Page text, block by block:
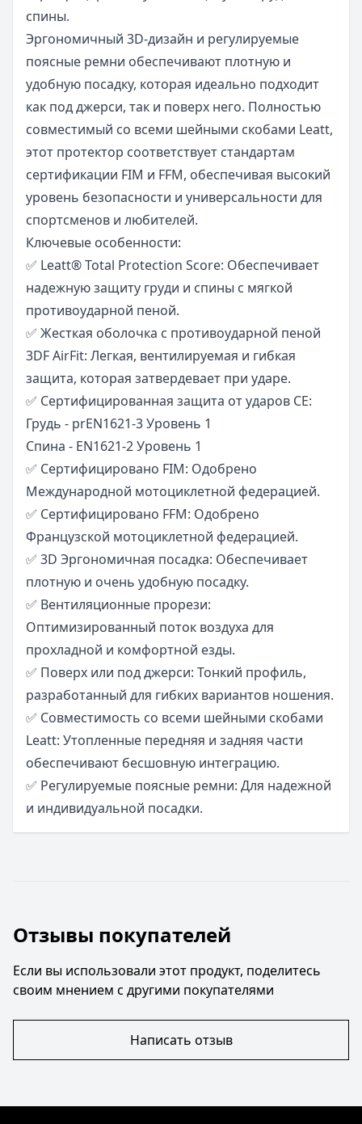
спины.
Эргономичный 3D-дизайн и регулируемые
поясные ремни обеспечивают плотную и
удобную посадку, которая идеально подходит
как под джерси, так и поверх него. Полностью
совместимый со всеми шейными скобами Leatt,
этот протектор соответствует стандартам
сертификации FIM и FFM, обеспечивая высокий
уровень безопасности и универсальности для
спортсменов и любителей.
Ключевые особенности:
✅ Leatt® Total Protection Score: Обеспечивает
надежную защиту груди и спины с мягкой
противоударной пеной.
✅ Жесткая оболочка с противоударной пеной
3DF AirFit: Легкая, вентилируемая и гибкая
защита, которая затвердевает при ударе.
✅ Сертифицированная защита от ударов CE:
Грудь - prEN1621-3 Уровень 1
Спина - EN1621-2 Уровень 1
✅ Сертифицировано FIM: Одобрено
Международной мотоциклетной федерацией.
✅ Сертифицировано FFM: Одобрено
Французской мотоциклетной федерацией.
✅ 3D Эргономичная посадка: Обеспечивает
плотную и очень удобную посадку.
✅ Вентиляционные прорези:
Оптимизированный поток воздуха для
прохладной и комфортной езды.
✅ Поверх или под джерси: Тонкий профиль,
разработанный для гибких вариантов ношения.
✅ Совместимость со всеми шейными скобами
Leatt: Утопленные передняя и задняя части
обеспечивают бесшовную интеграцию.
✅ Регулируемые поясные ремни: Для надежной
и индивидуальной посадки.
Отзывы покупателей
Если вы использовали этот продукт, поделитесь
своим мнением с другими покупателями
Написать отзыв